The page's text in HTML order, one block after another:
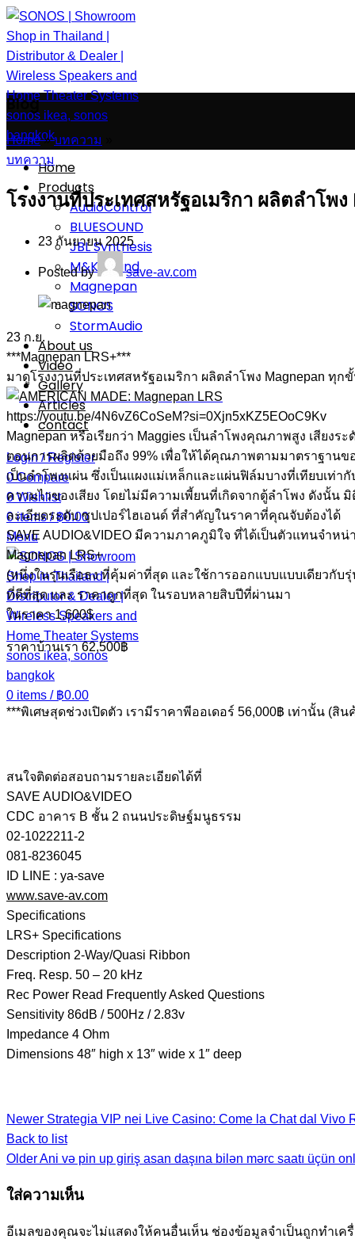
Home
Products
AudioControl
BLUESOUND
JBL Synthesis
M&K Sound
Magnepan
SONOS
StormAudio
About us
Video
Gallery
Articles
contact
Login / Register
0 Compare
0Wishlist
0items / ฿0.00
Menu
0 items / ฿0.00
Blog
Home»บทความ
บทความ
โรงงานที่ประเทศสหรัฐอเมริกา ผลิตลำโ
23 กันยายน 2025
Posted by save-av.com
23 ก.ย.
***Magnepan LRS+***
มาดูโรงงานที่ประเทศสหรัฐอเมริกา ผลิตลำโพง Magnepan ทุก
https://youtu.be/4N6vZ6CoSeM?si=0Xjn5xKZ5EOoC9Kv
Magnepan หรือเรียกว่า Maggies เป็นลำโพงคุณภาพสูง เสียง
ตอนการผลิตด้วยมือถึง 99% เพื่อให้ได้คุณภาพตามมาตราฐานข
เป็นลำโพงแผ่น ซึ่งเป็นแผงแม่เหล็กและแผ่นฟิล์มบางที่เทียบเท่า
ความไวของเสียง โดยไม่มีความเพี้ยนที่เกิดจากตู้ลำโพง ดังนั้น
ละเอียดระดับ ซุปเปอร์ไฮเอนด์ ที่สำคัญในราคาที่คุณจับต้องได้
SAVE AUDIO&VIDEO มีความภาคภูมิใจ ที่ได้เป็นตัวแทนจำหน่
Magnepan LRS+
(หนึ่งในรุ่นเรือธง ที่คุ้มค่าที่สุด และใช้การออกแบบแบบเดียวกับ
ที่ดีที่สุด และ ราคาถูกที่สุด ในรอบหลายสิบปีที่ผ่านมา
ในราคา 1,600$
ราคาบ้านเรา 62,500฿
***พิเศษสุดช่วงเปิดตัว เรามีราคาพีออเดอร์ 56,000฿ เท่านั้น (สิ
สนใจติดต่อสอบถามรายละเอียดได้ที่
SAVE AUDIO&VIDEO
CDC อาคาร B ชั้น 2 ถนนประดิษฐ์มนูธรรม
02-1022211-2
081-8236045
ID LINE : ya-save
www.save-av.com
Specifications
LRS+ Specifications
Description 2-Way/Quasi Ribbon
Freq. Resp. 50 – 20 kHz
Rec Power Read Frequently Asked Questions
Sensitivity 86dB / 500Hz / 2.83v
Impedance 4 Ohm
Dimensions 48″ high x 13″ wide x 1″ deep
Newer Strategia VIP nei Live Casino: Come la Chat dal Vivo
Back to list
OlderAni və pin up giriş asan daşına bilən mərc saatı üçün
ใส่ความเห็น
อีเมลของคุณจะไม่แสดงให้คนอื่นเห็น ช่องข้อมูลจำเป็นถูกทำเค